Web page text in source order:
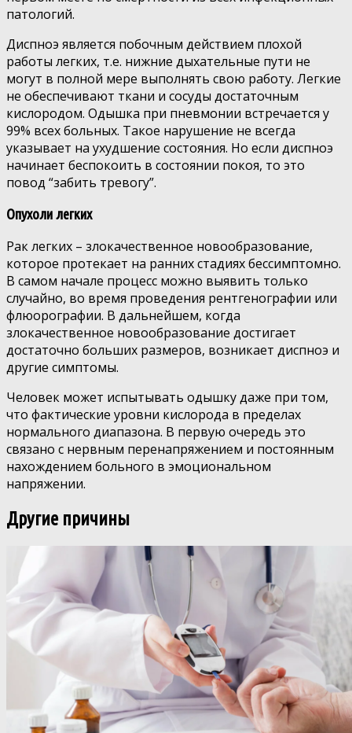
патологий.
Диспноэ является побочным действием плохой
работы легких, т.е. нижние дыхательные пути не
могут в полной мере выполнять свою работу. Легкие
не обеспечивают ткани и сосуды достаточным
кислородом. Одышка при пневмонии встречается у
99% всех больных. Такое нарушение не всегда
указывает на ухудшение состояния. Но если диспноэ
начинает беспокоить в состоянии покоя, то это
повод “забить тревогу”.
Опухоли легких
Рак легких – злокачественное новообразование,
которое протекает на ранних стадиях бессимптомно.
В самом начале процесс можно выявить только
случайно, во время проведения рентгенографии или
флюорографии. В дальнейшем, когда
злокачественное новообразование достигает
достаточно больших размеров, возникает диспноэ и
другие симптомы.
Человек может испытывать одышку даже при том,
что фактические уровни кислорода в пределах
нормального диапазона. В первую очередь это
связано с нервным перенапряжением и постоянным
нахождением больного в эмоциональном
напряжении.
Другие причины